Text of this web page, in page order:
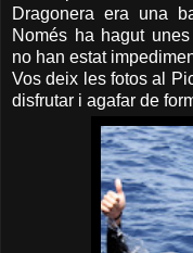
Dragonera era una
Només ha hagut
no han estat
Vos deix les fotos al
disfrutar i agafar de